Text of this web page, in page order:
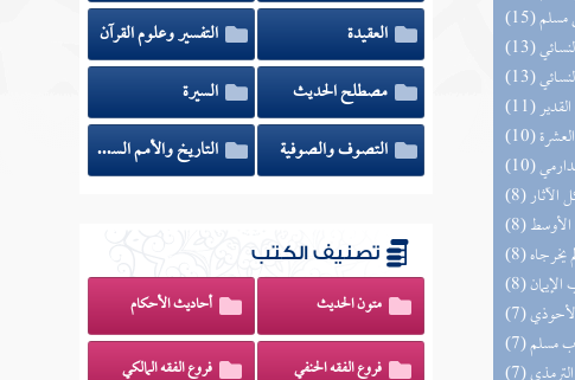
مسلم
القدير
الآثار
الأوسط
يخرجاه
الإيمان
الأحوذي
مسلم
العقيدة
التفسير وعلوم القرآن
مصطلح الحديث
السيرة
التصوف والصوفية
التاريخ والأمم السابقة
تصنيف الكتب
متون الحديث أحاديث الأحكام
فروع الفقه الحنفي فروع الفقه المالكي